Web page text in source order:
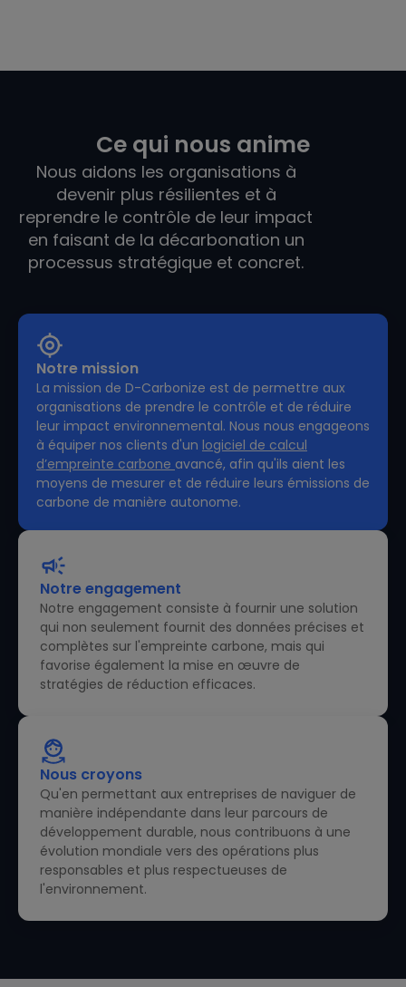
Ce qui nous anime
Nous aidons les organisations à
devenir plus résilientes et à
reprendre le contrôle de leur impact
en faisant de la décarbonation un
processus stratégique et concret.
Notre mission
La mission de D-Carbonize est de permettre aux
organisations de prendre le contrôle et de réduire
leur impact environnemental. Nous nous engageons
à équiper nos clients d'un logiciel de calcul
d’empreinte carbone avancé, afin qu'ils aient les
moyens de mesurer et de réduire leurs émissions de
carbone de manière autonome.
Notre engagement
Notre engagement consiste à fournir une solution
qui non seulement fournit des données précises et
complètes sur l'empreinte carbone, mais qui
favorise également la mise en œuvre de
stratégies de réduction efficaces.
Nous croyons
Qu'en permettant aux entreprises de naviguer de
manière indépendante dans leur parcours de
développement durable, nous contribuons à une
évolution mondiale vers des opérations plus
responsables et plus respectueuses de
l'environnement.